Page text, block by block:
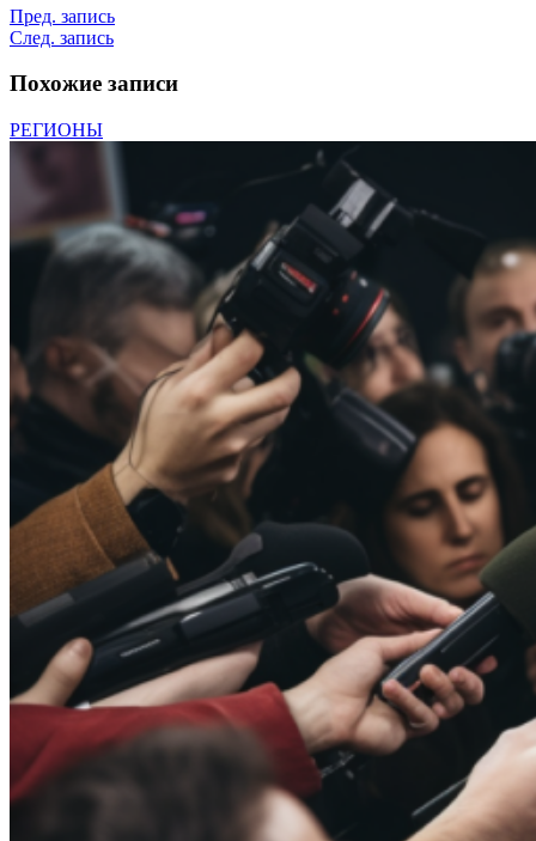
Пред. запись
След. запись
Похожие записи
РЕГИОНЫ